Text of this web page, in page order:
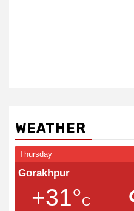
WEATHER
Thursday
Gorakhpur
+31°C